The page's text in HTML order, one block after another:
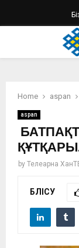
PRIMARY
Home aspan
aspan
by Телеарна
БӨЛІСУ